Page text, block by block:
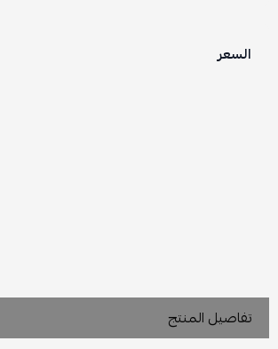
السعر
تفاصيل المنتج